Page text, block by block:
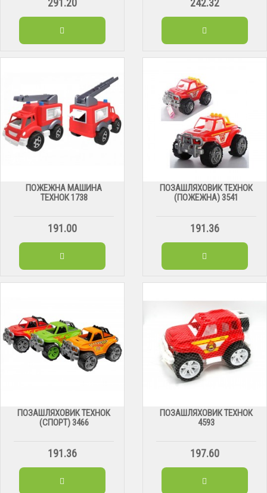
291.20 242.32
ПОЖЕЖНА МАШИНА
ТЕХНОК 1738
191.00
ПОЗАШЛЯХОВИК ТЕХНОК
(ПОЖЕЖНА) 3541
191.36
ПОЗАШЛЯХОВИК ТЕХНОК
(СПОРТ) 3466
191.36
ПОЗАШЛЯХОВИК ТЕХНОК
4593
197.60